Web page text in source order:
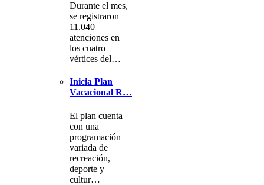
Durante el mes,
se registraron
11.040
atenciones en
los cuatro
vértices del…
Inicia Plan
Vacacional R…
El plan cuenta
con una
programación
variada de
recreación,
deporte y
cultur…